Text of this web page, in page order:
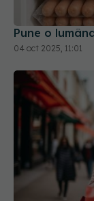
Pune o
04 oct 2025, 11:01